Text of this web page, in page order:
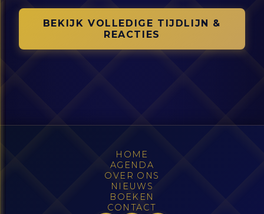
BEKIJK VOLLEDIGE TIJDLIJN &
REACTIES
HOME
AGENDA
OVER ONS
NIEUWS
BOEKEN
CONTACT